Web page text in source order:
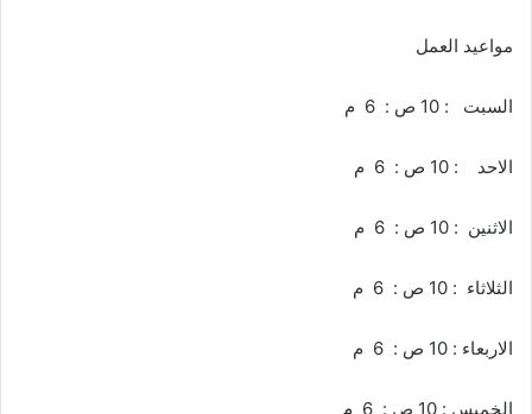
مواعيد العمل
السبت : 10 ص : 6 م
الاحد : 10 ص : 6 م
الاثنين : 10 ص : 6 م
الثلاثاء : 10 ص : 6 م
الاربعاء : 10 ص : 6 م
الخميس : 10 ص : 6 م